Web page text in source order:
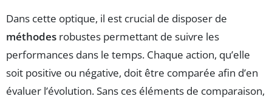
Dans cette optique, il est crucial de disposer de
méthodes robustes permettant de suivre les
performances dans le temps. Chaque action, qu’elle
soit positive ou négative, doit être comparée afin d’en
évaluer l’évolution. Sans ces éléments de comparaison,